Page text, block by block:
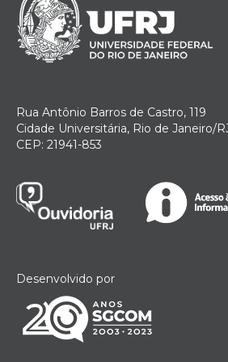
Rua Antônio Barros de Castro, 119
Cidade Universitária, Rio de Janeiro/
CEP: 21941-853
Desenvolvido por